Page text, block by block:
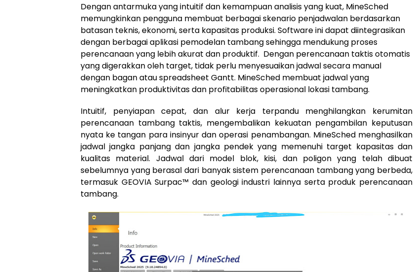
Dengan antarmuka yang intuitif dan kemampuan analisis yang kuat, MineSched
memungkinkan pengguna membuat berbagai skenario penjadwalan berdasarkan
batasan teknis, ekonomi, serta kapasitas produksi. Software ini dapat diintegrasikan
dengan berbagai aplikasi pemodelan tambang sehingga mendukung proses
perencanaan yang lebih akurat dan produktif. Dengan perencanaan taktis otomatis
yang digerakkan oleh target, tidak perlu menyesuaikan jadwal secara manual
dengan bagan atau spreadsheet Gantt. MineSched membuat jadwal yang
meningkatkan produktivitas dan profitabilitas operasional lokasi tambang.
Intuitif, penyiapan cepat, dan alur kerja terpandu menghilangkan kerumitan
perencanaan tambang taktis, mengembalikan kekuatan pengambilan keputusan
nyata ke tangan para insinyur dan operasi penambangan. MineSched menghasilkan
jadwal jangka panjang dan jangka pendek yang memenuhi target kapasitas dan
kualitas material. Jadwal dari model blok, kisi, dan poligon yang telah dibuat
sebelumnya yang berasal dari banyak sistem perencanaan tambang yang berbeda,
termasuk GEOVIA Surpac™ dan geologi industri lainnya serta produk perencanaan
tambang.